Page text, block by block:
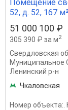
Помещение
52, д. 52, 167
51 000 100 ₽
305 390 ₽ за м2
Свердловская
Муниципальное
Ленинский р-н
Чкаловская
Номер